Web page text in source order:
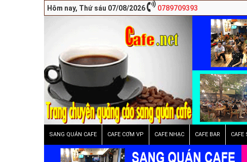
Hôm nay, Thứ sáu 07/08/2026 0789709393
SANG QUÁN CAFE CAFE CƠM VP CAFE NHẠC CAFE BAR CAFE